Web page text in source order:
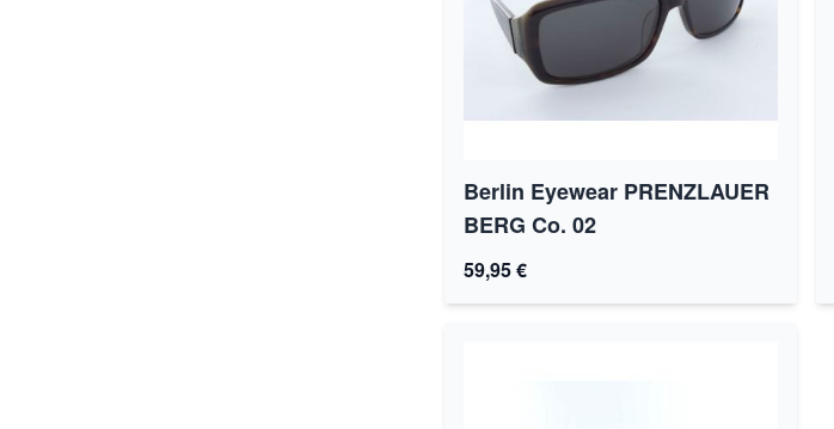
Berlin Eyewear PRENZLAUER
BERG Co. 02
59,95 €